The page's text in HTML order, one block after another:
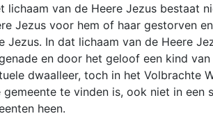
van de Heere Jezus bestaat
Jezus voor hem of haar gestorven
In dat lichaam van de Heere
en door het geloof een kind
dwaalleer, toch in het Volbrachte
te vinden is, ook niet in een
heen.